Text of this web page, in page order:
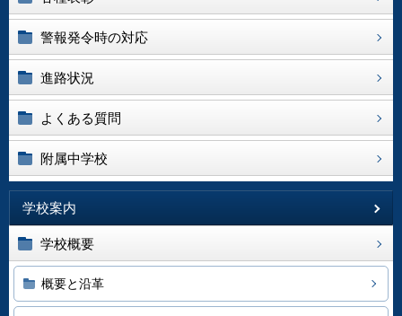
警報発令時の対応
進路状況
よくある質問
附属中学校
学校案内
学校概要
概要と沿革